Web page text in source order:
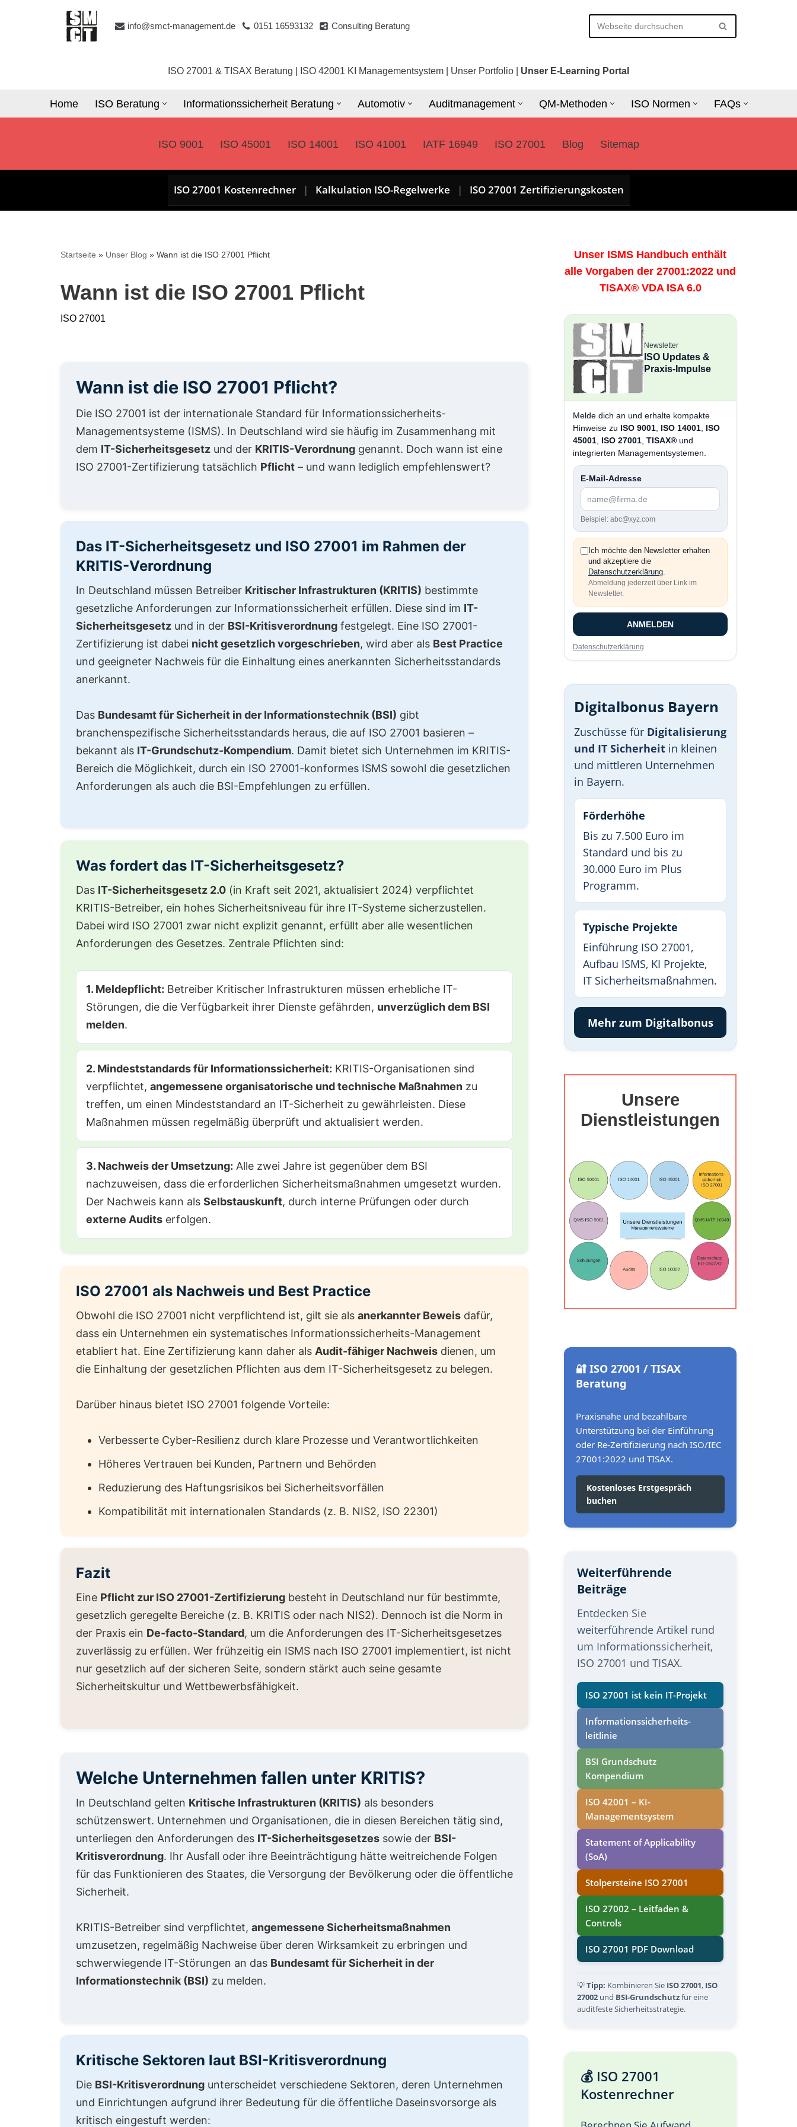
info@smct-management.de 0151 16593132 Consulting Beratung
ISO 27001 & TISAX Beratung ISO 42001 KI Managementsystem Unser Portfolio Unser E-Learning Portal
Home ISO Beratung Informationssicherheit Beratung Automotiv Auditmanagement QM-Methoden ISO Normen FAQs
ISO 9001 ISO 45001 ISO 14001 ISO 41001 IATF 16949 ISO 27001 Blog Sitemap
ISO 27001 Kostenrechner | Kalkulation ISO-Regelwerke | ISO 27001 Zertifizierungskosten
Startseite » Unser Blog » Wann ist die ISO 27001 Pflicht
Wann ist die ISO 27001 Pflicht
ISO 27001
Wann ist die ISO 27001 Pflicht?
Die ISO 27001 ist der internationale Standard für Informationssicherheits-
Managementsysteme (ISMS). In Deutschland wird sie häufig im Zusammenhang mit
dem IT-Sicherheitsgesetz und der KRITIS-Verordnung genannt. Doch wann ist eine
ISO 27001-Zertifizierung tatsächlich Pflicht – und wann lediglich empfehlenswert?
Das IT-Sicherheitsgesetz und ISO 27001 im Rahmen der
KRITIS-Verordnung
In Deutschland müssen Betreiber Kritischer Infrastrukturen (KRITIS) bestimmte
gesetzliche Anforderungen zur Informationssicherheit erfüllen. Diese sind im IT-
Sicherheitsgesetz und in der BSI-Kritisverordnung festgelegt. Eine ISO 27001-
Zertifizierung ist dabei nicht gesetzlich vorgeschrieben, wird aber als Best Practice
und geeigneter Nachweis für die Einhaltung eines anerkannten Sicherheitsstandards
anerkannt.
Das Bundesamt für Sicherheit in der Informationstechnik (BSI) gibt
branchenspezifische Sicherheitsstandards heraus, die auf ISO 27001 basieren –
bekannt als IT-Grundschutz-Kompendium. Damit bietet sich Unternehmen im KRITIS-
Bereich die Möglichkeit, durch ein ISO 27001-konformes ISMS sowohl die gesetzlichen
Anforderungen als auch die BSI-Empfehlungen zu erfüllen.
Was fordert das IT-Sicherheitsgesetz?
Das IT-Sicherheitsgesetz 2.0 (in Kraft seit 2021, aktualisiert 2024) verpflichtet
KRITIS-Betreiber, ein hohes Sicherheitsniveau für ihre IT-Systeme sicherzustellen.
Dabei wird ISO 27001 zwar nicht explizit genannt, erfüllt aber alle wesentlichen
Anforderungen des Gesetzes. Zentrale Pflichten sind:
1. Meldepflicht: Betreiber Kritischer Infrastrukturen müssen erhebliche IT-
Störungen, die die Verfügbarkeit ihrer Dienste gefährden, unverzüglich dem BSI
melden.
2. Mindeststandards für Informationssicherheit: KRITIS-Organisationen sind
verpflichtet, angemessene organisatorische und technische Maßnahmen zu
treffen, um einen Mindeststandard an IT-Sicherheit zu gewährleisten. Diese
Maßnahmen müssen regelmäßig überprüft und aktualisiert werden.
3. Nachweis der Umsetzung: Alle zwei Jahre ist gegenüber dem BSI
nachzuweisen, dass die erforderlichen Sicherheitsmaßnahmen umgesetzt wurden.
Der Nachweis kann als Selbstauskunft, durch interne Prüfungen oder durch
externe Audits erfolgen.
ISO 27001 als Nachweis und Best Practice
Obwohl die ISO 27001 nicht verpflichtend ist, gilt sie als anerkannter Beweis dafür,
dass ein Unternehmen ein systematisches Informationssicherheits-Management
etabliert hat. Eine Zertifizierung kann daher als Audit-fähiger Nachweis dienen, um
die Einhaltung der gesetzlichen Pflichten aus dem IT-Sicherheitsgesetz zu belegen.
Darüber hinaus bietet ISO 27001 folgende Vorteile:
Verbesserte Cyber-Resilienz durch klare Prozesse und Verantwortlichkeiten
Höheres Vertrauen bei Kunden, Partnern und Behörden
Reduzierung des Haftungsrisikos bei Sicherheitsvorfällen
Kompatibilität mit internationalen Standards (z. B. NIS2, ISO 22301)
Fazit
Eine Pflicht zur ISO 27001-Zertifizierung besteht in Deutschland nur für bestimmte,
gesetzlich geregelte Bereiche (z. B. KRITIS oder nach NIS2). Dennoch ist die Norm in
der Praxis ein De-facto-Standard, um die Anforderungen des IT-Sicherheitsgesetzes
zuverlässig zu erfüllen. Wer frühzeitig ein ISMS nach ISO 27001 implementiert, ist nicht
nur gesetzlich auf der sicheren Seite, sondern stärkt auch seine gesamte
Sicherheitskultur und Wettbewerbsfähigkeit.
Welche Unternehmen fallen unter KRITIS?
In Deutschland gelten Kritische Infrastrukturen (KRITIS) als besonders
schützenswert. Unternehmen und Organisationen, die in diesen Bereichen tätig sind,
unterliegen den Anforderungen des IT-Sicherheitsgesetzes sowie der BSI-
Kritisverordnung. Ihr Ausfall oder ihre Beeinträchtigung hätte weitreichende Folgen
für das Funktionieren des Staates, die Versorgung der Bevölkerung oder die öffentliche
Sicherheit.
KRITIS-Betreiber sind verpflichtet, angemessene Sicherheitsmaßnahmen
umzusetzen, regelmäßig Nachweise über deren Wirksamkeit zu erbringen und
schwerwiegende IT-Störungen an das Bundesamt für Sicherheit in der
Informationstechnik (BSI) zu melden.
Kritische Sektoren laut BSI-Kritisverordnung
Die BSI-Kritisverordnung unterscheidet verschiedene Sektoren, deren Unternehmen
und Einrichtungen aufgrund ihrer Bedeutung für die öffentliche Daseinsvorsorge als
kritisch eingestuft werden:
Unser ISMS Handbuch enthält
alle Vorgaben der 27001:2022 und
TISAX® VDA ISA 6.0
Newsletter
ISO Updates &
Praxis-Impulse
Melde dich an und erhalte kompakte
Hinweise zu ISO 9001 ISO 14001 ISO
45001 ISO 27001 TISAX® und
integrierten Managementsystemen.
E-Mail-Adresse
Beispiel: abc@xyz.com
Ich möchte den Newsletter erhalten
und akzeptiere die
Datenschutzerklärung.
Abmeldung jederzeit über Link im
Newsletter.
ANMELDEN
Datenschutzerklärung
Digitalbonus Bayern
Zuschüsse für Digitalisierung
und IT Sicherheit in kleinen
und mittleren Unternehmen
in Bayern.
Förderhöhe
Bis zu 7.500 Euro im
Standard und bis zu
30.000 Euro im Plus
Programm.
Typische Projekte
Einführung ISO 27001,
Aufbau ISMS, KI Projekte,
IT Sicherheitsmaßnahmen.
Mehr zum Digitalbonus
Unsere
Dienstleistungen
🔐 ISO 27001 / TISAX
Beratung
Praxisnahe und bezahlbare
Unterstützung bei der Einführung
oder Re-Zertifizierung nach ISO/IEC
27001:2022 und TISAX.
Kostenloses Erstgespräch
buchen
Weiterführende
Beiträge
Entdecken Sie
weiterführende Artikel rund
um Informationssicherheit,
ISO 27001 und TISAX.
ISO 27001 ist kein IT-Projekt
Informations­sicherheits­
leitlinie
BSI Grundschutz
Kompendium
ISO 42001 – KI-
Managementsystem
Statement of Applicability
(SoA)
Stolpersteine ISO 27001
ISO 27002 – Leitfaden &
Controls
ISO 27001 PDF Download
💡Tipp: Kombinieren Sie ISO 27001, ISO
27002 und BSI-Grundschutzfür eine
auditfeste Sicherheitsstrategie.
💰 ISO 27001
Kostenrechner